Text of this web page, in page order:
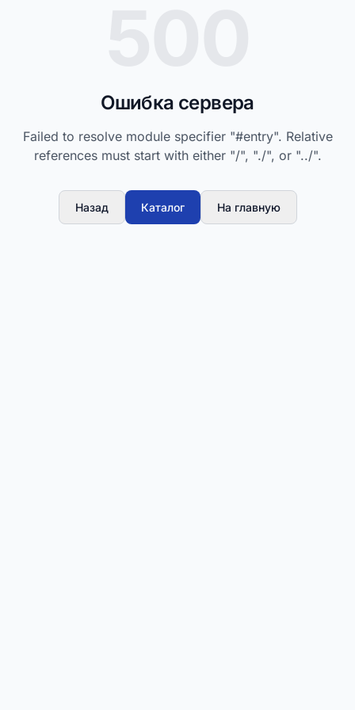
Ошибка сервера
Failed to resolve module specifier "#entry". Relative
references must start with either "/", "./", or "../".
Назад Каталог На главную